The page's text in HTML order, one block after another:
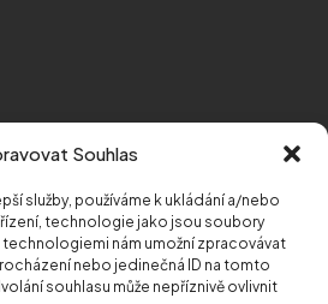
Souhlas
služby, používáme k ukládání a/nebo
technologie jako jsou soubory
nám umožní zpracovávat
nebo jedinečná ID na tomto
souhlasu může nepříznivě ovlivnit
(mapa stránek)